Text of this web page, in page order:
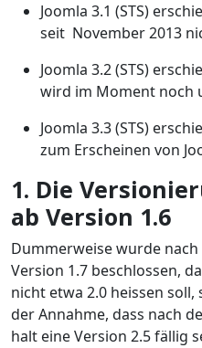
Joomla 3.1 (STS)
seit November 2013
Joomla 3.2 (STS)
wird im Moment noch
Joomla 3.3 (STS)
zum Erscheinen von
1. Die
ab Version 1.6
Dummerweise wurde
Version 1.7 beschlossen,
nicht etwa 2.0 heissen
der Annahme, dass nach
halt eine Version 2.5 fällig